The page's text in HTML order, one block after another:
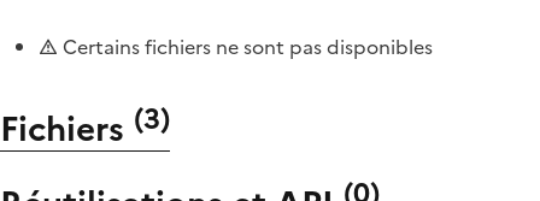
Certains fichiers ne sont pas disponibles
Fichiers (3)